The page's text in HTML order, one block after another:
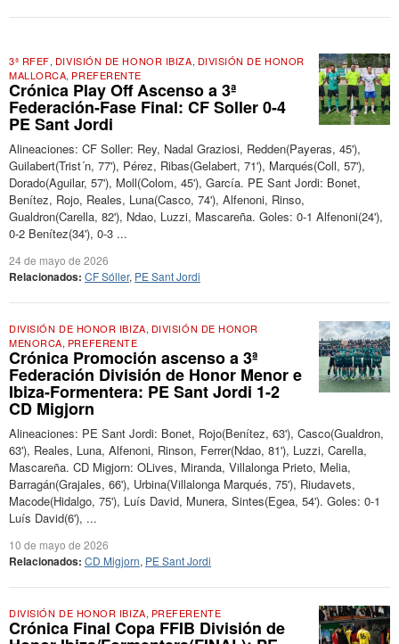
3ª RFEF, DIVISIÓN DE HONOR IBIZA, DIVISIÓN DE HONOR
MALLORCA, PREFERENTE
Crónica Play Off Ascenso a 3ª
Federación-Fase Final: CF Soller 0-4
PE Sant Jordi
Alineaciones: CF Soller: Rey, Nadal Graziosi, Redden(Payeras, 45'),
Guilabert(Trist´n, 77'), Pérez, Ribas(Gelabert, 71'), Marqués(Coll, 57'),
Dorado(Aguilar, 57'), Moll(Colom, 45'), García. PE Sant Jordi: Bonet,
Benítez, Rojo, Reales, Luna(Casco, 74'), Alfenoni, Rinso,
Gualdron(Carella, 82'), Ndao, Luzzi, Mascareña. Goles: 0-1 Alfenoni(24'),
0-2 Benítez(34'), 0-3 ...
24 de mayo de 2026
Relacionados: CF Sóller, PE Sant Jordi
DIVISIÓN DE HONOR IBIZA, DIVISIÓN DE HONOR
MENORCA, PREFERENTE
Crónica Promoción ascenso a 3ª
Federación División de Honor Menor e
Ibiza-Formentera: PE Sant Jordi 1-2
CD Migjorn
Alineaciones: PE Sant Jordi: Bonet, Rojo(Benítez, 63'), Casco(Gualdron,
63'), Reales, Luna, Alfenoni, Rinson, Ferrer(Ndao, 81'), Luzzi, Carella,
Mascareña. CD Migjorn: OLives, Miranda, Villalonga Prieto, Melia,
Barragán(Grajales, 66'), Urbina(Villalonga Marqués, 75'), Riudavets,
Macode(Hidalgo, 75'), Luís David, Munera, Sintes(Egea, 54'). Goles: 0-1
Luís David(6'), ...
10 de mayo de 2026
Relacionados: CD Migjorn, PE Sant Jordi
DIVISIÓN DE HONOR IBIZA, PREFERENTE
Crónica Final Copa FFIB División de